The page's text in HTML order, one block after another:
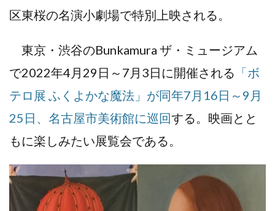
区東桜の名演小劇場で特別上映される。
東京・渋谷のBunkamura ザ・ミュージアム
で2022年4月29日～7月3日に開催される 「ボ
テロ展 ふくよかな魔法」が同年7月16日～9月
25日、名古屋市美術館に巡回する。映画とと
もに楽しみたい展覧会である。